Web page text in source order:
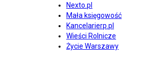
Nexto.pl
Mała księgowość
Kancelarierp.pl
Wieści Rolnicze
Życie Warszawy